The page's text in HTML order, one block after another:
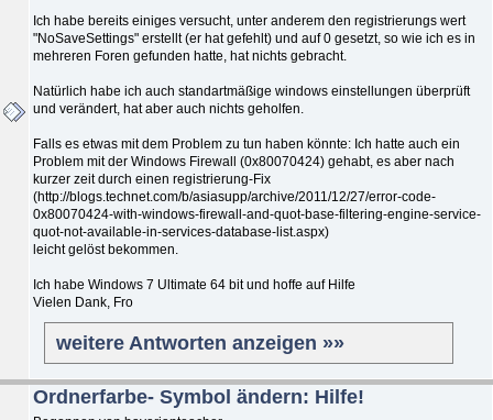
Ich habe bereits einiges versucht, unter anderem den registrierungs wert
"NoSaveSettings" erstellt (er hat gefehlt) und auf 0 gesetzt, so wie ich es in
mehreren Foren gefunden hatte, hat nichts gebracht.
Natürlich habe ich auch standartmäßige windows einstellungen überprüft
und verändert, hat aber auch nichts geholfen.
Falls es etwas mit dem Problem zu tun haben könnte: Ich hatte auch ein
Problem mit der Windows Firewall (0x80070424) gehabt, es aber nach
kurzer zeit durch einen registrierung-Fix
(http://blogs.technet.com/b/asiasupp/archive/2011/12/27/error-code-
0x80070424-with-windows-firewall-and-quot-base-filtering-engine-service-
quot-not-available-in-services-database-list.aspx)
leicht gelöst bekommen.
Ich habe Windows 7 Ultimate 64 bit und hoffe auf Hilfe
Vielen Dank, Fro
weitere Antworten anzeigen »»
Ordnerfarbe- Symbol ändern: Hilfe!